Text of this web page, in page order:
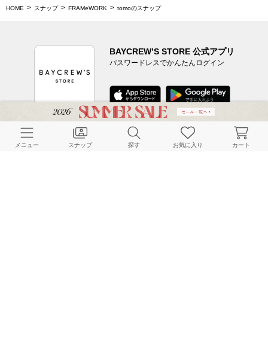
HOME スナップ FRAMeWORK tomoのスナップ
BAYCREW’S STORE 公式アプリ
パスワードレスでかんたんログイン
CUSTOMER SERVICE
メニュー スナップ 探す お気に入り カート